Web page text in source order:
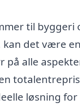
til byggeri
kan det være
på alle
løsning